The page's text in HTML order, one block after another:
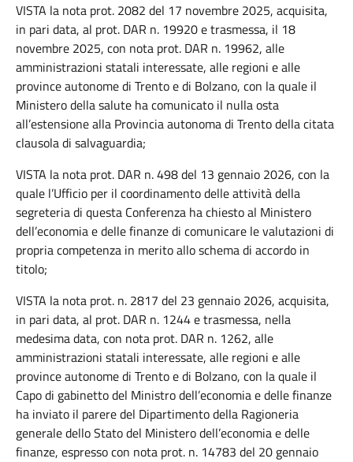
VISTA la nota prot. 2082 del 17 novembre 2025, acquisita,
in pari data, al prot. DAR n. 19920 e trasmessa, il 18
novembre 2025, con nota prot. DAR n. 19962, alle
amministrazioni statali interessate, alle regioni e alle
province autonome di Trento e di Bolzano, con la quale il
Ministero della salute ha comunicato il nulla osta
all’estensione alla Provincia autonoma di Trento della citata
clausola di salvaguardia;
VISTA la nota prot. DAR n. 498 del 13 gennaio 2026, con la
quale l’Ufficio per il coordinamento delle attività della
segreteria di questa Conferenza ha chiesto al Ministero
dell’economia e delle finanze di comunicare le valutazioni di
propria competenza in merito allo schema di accordo in
titolo;
VISTA la nota prot. n. 2817 del 23 gennaio 2026, acquisita,
in pari data, al prot. DAR n. 1244 e trasmessa, nella
medesima data, con nota prot. DAR n. 1262, alle
amministrazioni statali interessate, alle regioni e alle
province autonome di Trento e di Bolzano, con la quale il
Capo di gabinetto del Ministro dell’economia e delle finanze
ha inviato il parere del Dipartimento della Ragioneria
generale dello Stato del Ministero dell’economia e delle
finanze, espresso con nota prot. n. 14783 del 20 gennaio